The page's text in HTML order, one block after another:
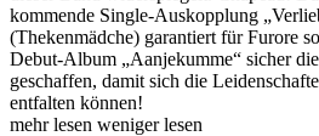
kommende Single-Auskopplung
(Thekenmädche) garantiert für Furore
Debut-Album „Aanjekumme“ sicher
geschaffen, damit sich die
entfalten können!
mehr lesen weniger lesen